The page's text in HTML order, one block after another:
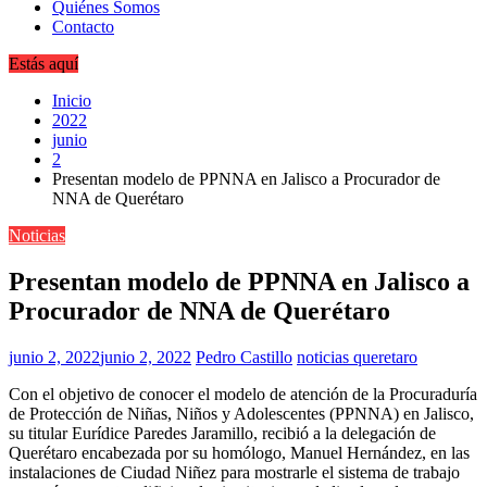
Quiénes Somos
Contacto
Estás aquí
Inicio
2022
junio
2
Presentan modelo de PPNNA en Jalisco a Procurador de
NNA de Querétaro
Noticias
Presentan modelo de PPNNA en Jalisco a
Procurador de NNA de Querétaro
junio 2, 2022junio 2, 2022 Pedro Castillo noticias queretaro
Con el objetivo de conocer el modelo de atención de la Procuraduría
de Protección de Niñas, Niños y Adolescentes (PPNNA) en Jalisco,
su titular Eurídice Paredes Jaramillo, recibió a la delegación de
Querétaro encabezada por su homólogo, Manuel Hernández, en las
instalaciones de Ciudad Niñez para mostrarle el sistema de trabajo